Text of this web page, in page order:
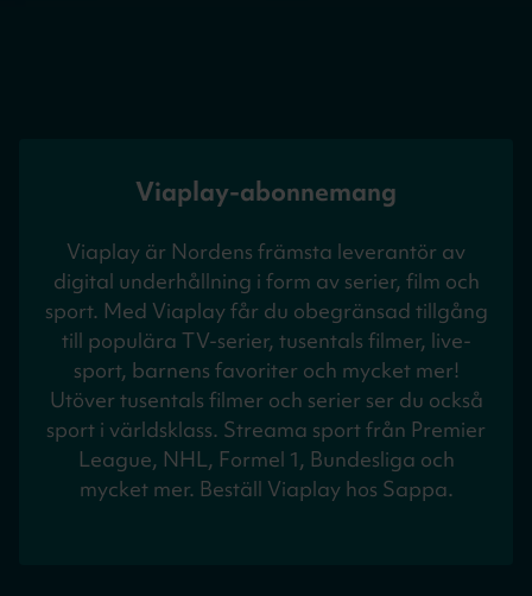
Viaplay-abonnemang
Viaplay är Nordens främsta leverantör av
digital underhållning i form av serier, film och
sport. Med Viaplay får du obegränsad tillgång
till populära TV-serier, tusentals filmer, live-
sport, barnens favoriter och mycket mer!
Utöver tusentals filmer och serier ser du också
sport i världsklass. Streama sport från Premier
League, NHL, Formel 1, Bundesliga och
mycket mer. Beställ Viaplay hos Sappa.